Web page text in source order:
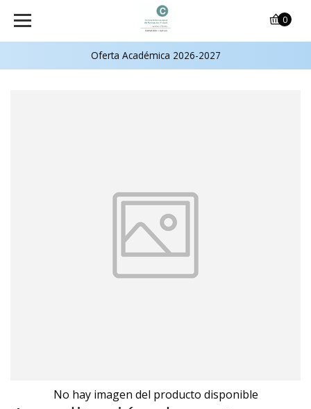
Oferta Académica 2026-2027
0
No hay imagen del producto disponible